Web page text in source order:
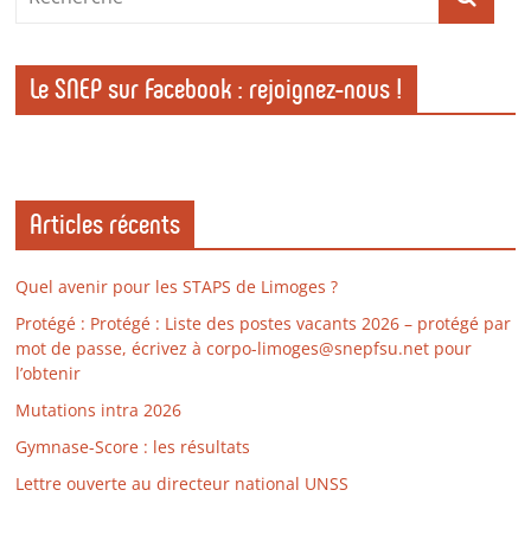
Le SNEP sur Facebook : rejoignez-nous !
Articles récents
Quel avenir pour les STAPS de Limoges ?
Protégé : Protégé : Liste des postes vacants 2026 – protégé par
mot de passe, écrivez à corpo-limoges@snepfsu.net pour
l’obtenir
Mutations intra 2026
Gymnase-Score : les résultats
Lettre ouverte au directeur national UNSS